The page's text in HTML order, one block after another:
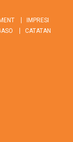
IMPRESI
CATATAN